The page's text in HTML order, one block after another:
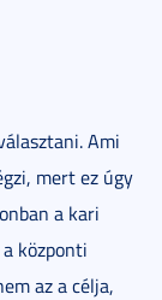
Ami
mert ez úgy
a kari
központi
az a célja,